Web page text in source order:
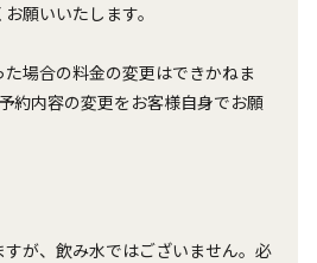
願いいたします。
場合の料金の変更はできかねま
約内容の変更をお客様自身でお願
すが、飲み水ではございません。必